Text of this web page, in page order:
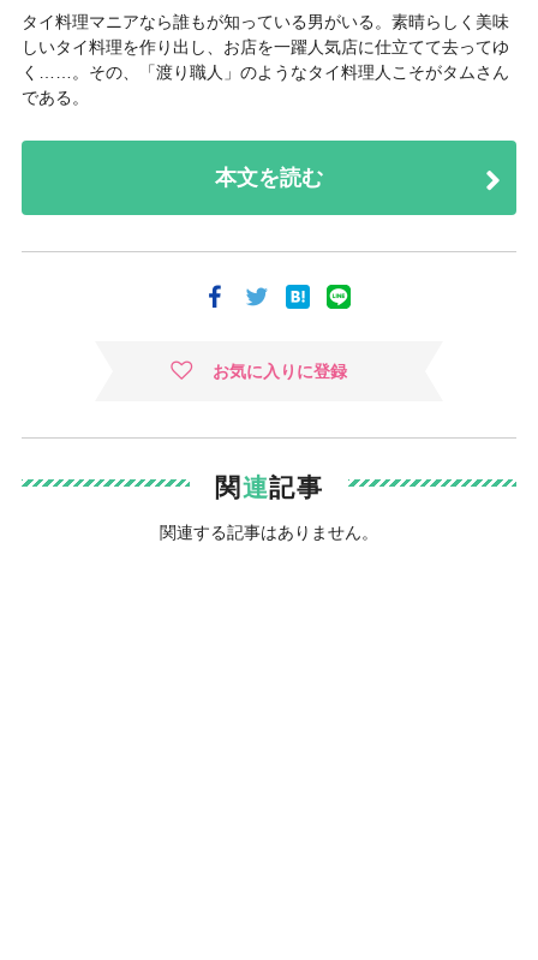
タイ料理マニアなら誰もが知っている男がいる。素晴らしく美味
しいタイ料理を作り出し、お店を一躍人気店に仕立てて去ってゆ
く……。その、「渡り職人」のようなタイ料理人こそがタムさん
である。
本文を読む
お気に入りに登録
関連記事
関連する記事はありません。